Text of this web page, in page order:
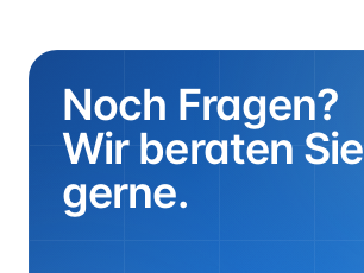
Noch Fragen?
Wir beraten Sie
gerne.